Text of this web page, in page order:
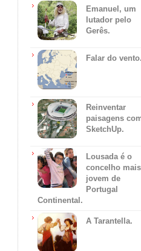
Emanuel, um
lutador pelo
Gerês.
Falar do vento.
Reinventar
paisagens
SketchUp.
Lousada é o
concelho mais
jovem de
Portugal
Continental.
A Tarantella.